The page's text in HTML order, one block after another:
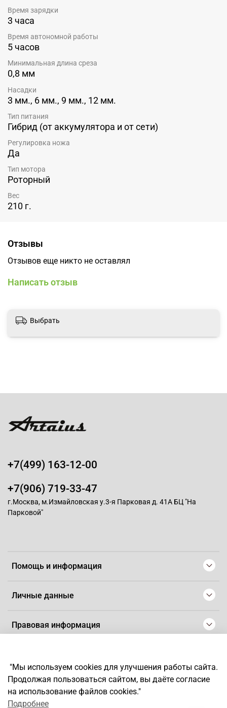
Время зарядки
3 часа
Время автономной работы
5 часов
Минимальная длина среза
0,8 мм
Насадки
3 мм., 6 мм., 9 мм., 12 мм.
Тип питания
Гибрид (от аккумулятора и от сети)
Регулировка ножа
Да
Тип мотора
Роторный
Вес
210 г.
Отзывы
Отзывов еще никто не оставлял
Написать отзыв
Выбрать
Помощь и информация
Личные данные
Правовая информация
+7(499) 163-12-00
+7(906) 719-33-47
г.Москва, м.Измайловская у.3-я Парковая д. 41А БЦ "На
Парковой"
*Любое использование контента без письменного разрешения
запрещено
"Мы используем cookies для улучшения работы сайта.
Продолжая пользоваться сайтом, вы даёте согласие
на использование файлов cookies."
Подробнее